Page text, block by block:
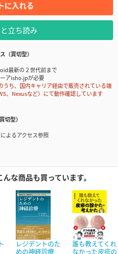
に入れる
立ち読み
（買切型）
最新の２世代前まで
アisho.jpが必要
ち、国内キャリア経由で販売されている端
、Nexusなど）にて動作確認しています
切型）
よるアクセス参照
な商品も買っています。
レジデントのた
めの神経診療
誰も教えてくれ
なかった皮疹の